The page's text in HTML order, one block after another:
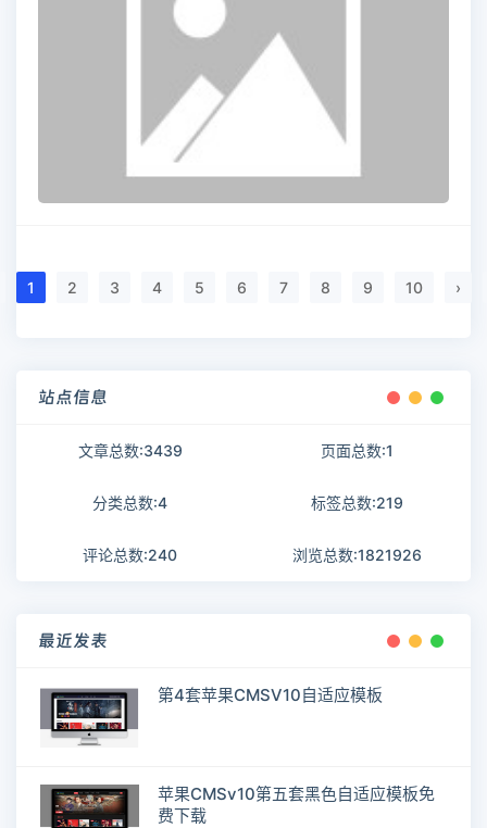
1 2 3 4 5 6 7 8 9 10 ›
站点信息
文章总数:3439 页面总数:1
分类总数:4 标签总数:219
评论总数:240 浏览总数:1821926
最近发表
第4套苹果CMSV10自适应模板
苹果CMSv10第五套黑色自适应模板免
费下载